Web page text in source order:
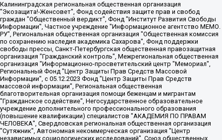
Калининградская региональная общественная организация "Экозащита!-Женсовет", Фонд содействия защите прав и свобод граждан "Общественный вердикт", Фонд "Институт Развития Свободы Информации", Частное учреждение "Информационное агентство МЕМО. РУ", Региональная общественная организация "Общественная комиссия по сохранению наследия академика Сахарова", Фонд поддержки свободы прессы, Санкт-Петербургская общественная правозащитная организация "Гражданский контроль", Межрегиональная общественная организация "Информационно-просветительский центр "Мемориал", Региональный Фонд "Центр Защиты Прав Средств Массовой Информации", с 05.12.2023 Фонд "Центр Защиты Прав Средств массовой информации", Региональная общественная благотворительная организация помощи беженцам и мигрантам "Гражданское содействие", Негосударственное образовательное учреждение дополнительного профессионального образования (повышение квалификации) специалистов "АКАДЕМИЯ ПО ПРАВАМ ЧЕЛОВЕКА", Свердловская региональная общественная организация "Сутяжник", Автономная некоммерческая организация "Центр независимых социологических исследований", Союз общественных объединений "Российский исследовательский центр по правам человека", Региональное общественное учреждение научно-информационный центр "МЕМОРИАЛ", Некоммерческая организация "Фонд защиты гласности", Автономная некоммерческая организация "Институт прав человека", Городская общественная организация "Екатеринбургское общество "МЕМОРИАЛ", Городская общественная организация "Рязанское историко-просветительское и правозащитное общество "Мемориал" (Рязанский Мемориал), Челябинский региональный орган общественной самодеятельности – женское общественное объединение "Женщины Евразии", Челябинский региональный орган общественной самодеятельности "Уральская правозащитная группа", Фонд содействия защите здоровья и социальной справедливости имени Андрея Рылькова, Автономная Некоммерческая Организация "Аналитический Центр Юрия Левады", Автономная некоммерческая организация социальной поддержки населения "Проект Апрель", Региональная общественная организация помощи женщинам и детям, находящимся в кризисной ситуации "Информационно-методический центр "Анна", Фонд содействия развитию массовых коммуникаций и правовому просвещению "Так-так-Так", Фонд содействия устойчивому развитию "Серебряная тайга", Свердловский региональный общественный фонд социальных проектов "Новое время", "Idel.Реалии", Кавказ.Реалии, Крым.Реалии, Телеканал Настоящее Время, Татаро-башкирская служба Радио Свобода (Azatliq Radiosi), Радио Свободная Европа/Радио Свобода (PCE/PC), "Сибирь.Реалии", "Фактограф", Благотворительный фонд помощи осужденным и их семьям, Автономная некоммерческая организация "Институт глобализации и социальных движений", Фонд "В защиту прав заключенных", Частное учреждение "Центр поддержки и содействия развитию средств массовой информации", Пензенский региональный общественный благотворительный фонд "Гражданский союз", "Север.Реалии", Некоммерческая организация Фонд "Правовая инициатива", Общество с ограниченной ответственностью "Радио Свободная Европа/Радио Свобода", Чешское информационное агентство "MEDIUM-ORIENT", Красноярская региональная общественная организация "Мы против СПИДа", Камалягин Денис Николаевич, Маркелов Сергей Евгеньевич, Пономарев Лев Александрович, Савицкая Людмила Алексеевна, Автономная некоммерческая организация "Центр по работе с проблемой насилия "НАСИЛИЮ.НЕТ", Межрегиональный профессиональный союз работников здравоохранения "Альянс врачей", Юридическое лицо, зарегистрированное в Латвийской Республике, SIA "Medusa Project" (регистрационный номер 40103797863, дата регистрации 10.06.2014), Некоммерческая организация "Фонд по борьбе с коррупцией", Автономная некоммерческая организация "Институт права и публичной политики", Баданин Роман Сергеевич, Гликин Максим Александрович, Железнова Мария Михайловна, Лукьянова Юлия Сергеевна, Маетная Елизавета Витальевна, Маняхин Петр Борисович, Чуракова Ольга Владимировна, Ярош Юлия Петровна, Юридическое лицо "The Insider SIA", зарегистрированное в Риге, Латвийская Республика (дата регистрации 26.06.2015), являющееся администратором доменного имени интернет-издания "The Insider SIA", https://theins.ru, Постернак Алексей Евгеньевич, Рубин Михаил Аркадьевич, Анин Роман Александрович, Юридическое лицо Istories fonds, зарегистрированное в Латвийской Республике (регистрационный номер 50008295751, дата регистрации 24.02.2020), Великовский Дмитрий Александрович, Долинина Ирина Николаевна, Мароховская Алеся Алексеевна, Шлейнов Роман Юрьевич, Шмагун Олеся Валентиновна, Общество с ограниченной ответственностью "Альтаир 2021", Общество с ограниченной ответственностью "Вега 2021", Общество с ограниченной ответственностью "Главный редактор 2021", Общество с ограниченной ответственностью "Ромашки монолит", Важенков Артем Валерьевич, Ивановская областная общественная организация "Центр гендерных исследований", Гурман Юрий Альбертович, Медиапроект "ОВД-Инфо", Егоров Владимир Владимирович, Жилинский Владимир Александрович, Общество с ограниченной ответственностью "ЗП", Иванова София Юрьевна, Карезина Инна Павловна, Кильтау Екатерина Викторовна, Петров Алексей Викторович, Пискунов Сергей Евгеньевич, Смирнов Сергей Сергеевич, Тихонов Михаил Сергеевич, Общество с ограниченной ответственностью "ЖУРНАЛИСТ-ИНОСТРАННЫЙ АГЕНТ", Арапова Галина Юрьевна, Вольтская Татьяна Анатольевна, Американская компания "Mason G.E.S. Anonymous Foundation" (США), являющаяся владельцем интернет-издания https://mnews.world/, Компания "Stichting Bellingcat", зарегистрированная в Нидерландах (дата регистрации 11.07.2018), Захаров Андрей Вячеславович, Клепиковская Екатерина Дмитриевна, Общество с ограниченной ответственностью "МЕМО", Перл Роман Александрович, Симонов Евгений Алексеевич, Соловьева Елена Анатольевна, Сотников Даниил Владимирович, Сурначева Елизавета Дмитриевна, Автономная некоммерческая организация по защите прав человека и информированию населения "Якутия – Наше Мнение", Общество с ограниченной ответственностью "Москоу диджитал медиа", с 26.01.2023 Общество с ограниченной ответственностью "Чайка Белые сады", Ветошкина Валерия Валерьевна, Заговора Максим Александрович, Межрегиональное общественное движение "Российская ЛГБТ - сеть", Оленичев Максим Владимирович, Павлов Иван Юрьевич, Скворцова Елена Сергеевна, Общество с ограниченной ответственностью "Как бы инагент", Кочетков Игорь Викторович, Общество с ограниченной ответственностью "Честные выборы", Еланчик Олег Александрович, Общество с ограниченной ответственностью "Нобелевский призыв", Гималова Регина Эмилевна, Григорьев Андрей Валерьевич, Григорьева Алина Александровна, Ассоциация по содействию защите прав призывников, альтернативнослужащих и военнослужащих "Правозащитная группа "Гражданин.Армия.Право", Хисамова Регина Фаритовна, Автономная некоммерческая организация по реализации социально-правовых программ "Лилит", Дальневосточное общественное движение "Маяк", Санкт-Петербургская ЛГБТ-инициативная группа "Выход", Инициативная группа ЛГБТ+ "Реверс", Алексеев Андрей Викторович, Бекбулатова Таисия Львовна, Беляев Иван Михайлович, Владыкина Елена Сергеевна, Гельман Марат Александрович, Никульшина Вероника Юрьевна, Толоконникова Надежда Андреевна, Шендерович Виктор Анатольевич, Общество с ограниченной ответственностью "Данное сообщение", Общество с ограниченной ответственностью Издательский дом "Новая глава", Айнбиндер Александра Александровна, Московский комьюнити-центр для ЛГБТ+инициатив, Благотворительный фонд развития филантропии, Deutsche Welle (Германия, Kurt-Schumacher-Strasse 3, 53113 Bonn), Борзунова Мария Михайловна, Воробьев Виктор Викторович, Голубева Анна Львовна, Константинова Алла Михайловна, Малкова Ирина Владимировна, Мурадов Мурад Абдулгалимович, Осетинская Елизавета Николаевна, Понасенков Евгений Николаевич, Ганапольский Матвей Юрьевич, Киселев Евгений Алексеевич, Борухович Ирина Григорьевна, Дремин Иван Тимофеевич, Дубровский Дмитрий Викторович, Красноярская региональная общественная организация поддержки и развития альтернативных образовательных технологий и межкультурных коммуникаций "ИНТЕРРА", Маяковская Екатерина Алексеевна, Фейгин Марк Захарович, Филимонов Андрей Викторович, Дзугкоева Регина Николаевна, Доброхотов Роман Александрович, Дудь Юрий Александрович, Елкин Сергей Владимирович, Кругликов Кирилл Игоревич, Сабунаева Мария Леонидовна, Семенов Алексей Владимирович, Шаинян Карен Багратович, Шульман Екатерина Михайловна, Асафьев Артур Валерьевич, Вахштайн Виктор Семенович, Венедиктов Алексей Алексеевич, Лушникова Екатерина Евгеньевна, Волков Леонид Михайлович, Невзоров Александр Глебович, Пархоменко Сергей Борисович, Сироткин Ярослав Николаевич, Кара-Мурза Владимир Владимирович, Баранова Наталья Владимировна, Гозман Леонид Яковлевич, Кагарлицкий Борис Юльевич, Климарев Михаил Валерьевич, Милов Владимир Станиславович, Автономная некоммерческая организация Краснодарский центр современного искусства "Типография", Моргенштерн Алишер Тагирович, Соболь Любовь Эдуардовна, Общество с ограниченной ответственностью "ЛИЗА НОРМ", Каспаров Гарри Кимович, Ходорковский Михаил Борисович, Общество с ограниченной ответственностью "Апрельские тезисы", Данилович Ирина Брониславовна, Кашин Олег Владимирович, Петров Николай Владимирович, Пивоваров Алексей Владимирович, Соколов Михаил Владимирович, Цветкова Юлия Владимировна, Чичваркин Евгений Александрович, Комитет против пыток/Команда против пыток, Общество с ограниченной ответственностью "Первый научный", Общество с ограниченной ответственностью "Вертолет и ко", Белоцерковская Вероника Борисовна, Кац Максим Евгеньевич, Лазарева Татьяна Юрьевна, Шаведдинов Руслан Табризович, Яшин Илья Валерьевич, Общество с ограниченной ответственностью "Иноагент ААВ", Алешковский Дмитрий Петрович, Альбац Евгения Марковна, Быков Дмитрий Львович, Галямина Юлия Евгеньевна, Лойко Сергей Леонидович, Мартынов Кирилл Константинович, Медведев Сергей Александрович, Крашенинников Федор Геннадиевич, Гордеева Катерина Вл